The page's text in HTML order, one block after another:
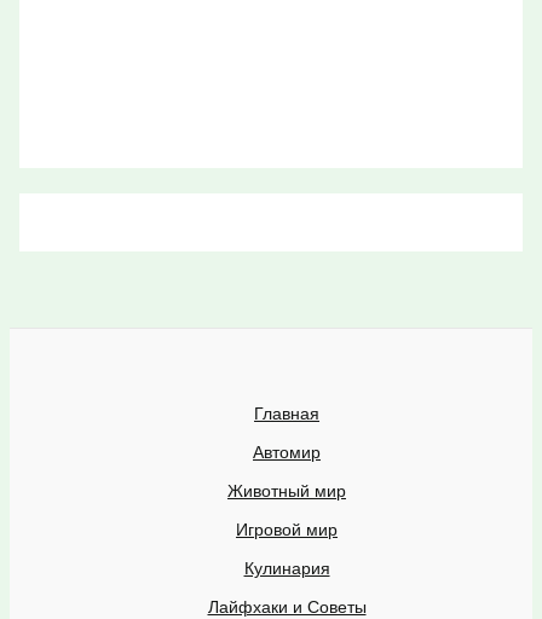
Главная
Автомир
Животный мир
Игровой мир
Кулинария
Лайфхаки и Советы